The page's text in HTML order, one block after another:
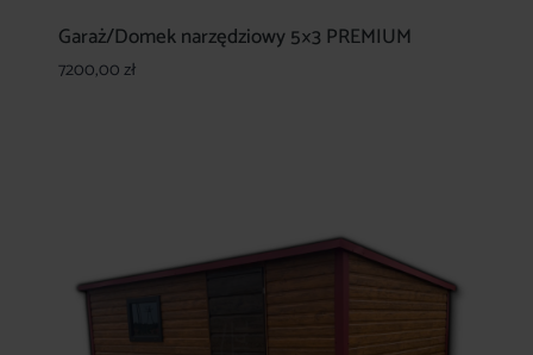
Garaż/Domek narzędziowy 5×3 PREMIUM
7200,00zł